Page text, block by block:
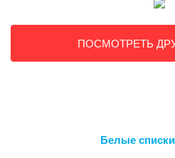
ПОСМОТРЕТЬ
Белые